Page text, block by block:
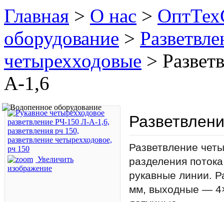
Главная > О нас >
оборудование >
четырехходовые >
А-1,6
Увеличить
изображение
Разветвление
разделения
рукавные линии.
мм, выходные —